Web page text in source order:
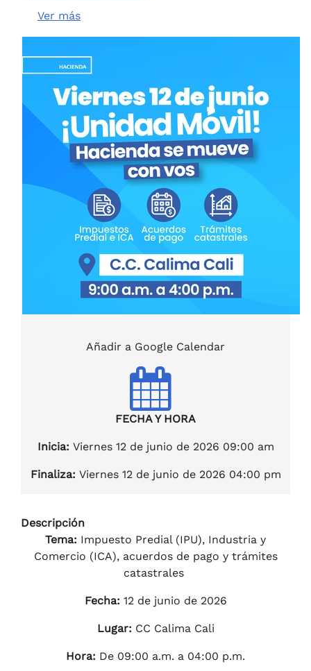
Ver más
Añadir a Google Calendar
FECHA Y HORA
Inicia: Viernes 12 de junio de 2026 09:00 am
Finaliza: Viernes 12 de junio de 2026 04:00 pm
Descripción
Tema: Impuesto Predial (IPU), Industria y
Comercio (ICA), acuerdos de pago y trámites
catastrales
Fecha: 12 de junio de 2026
Lugar: CC Calima Cali
Hora: De 09:00 a.m. a 04:00 p.m.